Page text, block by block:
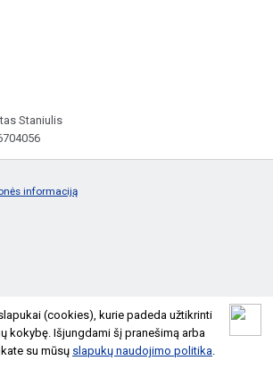
(cookies), kurie padeda užtikrinti
kokybę. Išjungdami šį pranešimą arba
su mūsų slapukų naudojimo politika
Staniulis
informaciją